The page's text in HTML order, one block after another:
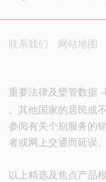
联系我们 网站地图
重要法律及槼管数据 -
。其他国家的居民或
参阅有关个别服务的
者或网上交通而延误。
以上精选及焦点产品